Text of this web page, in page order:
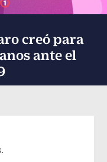
creó para
ante el
EmailFacebook
mediante Twitter
actual mediante